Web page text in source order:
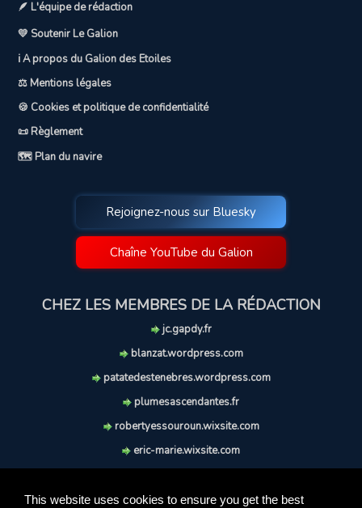
This website uses cookies to ensure you get the best
🪶 L'équipe de rédaction
💛 Soutenir Le Galion
ℹ️ A propos du Galion des Etoiles
⚖️ Mentions légales
🍪 Cookies et politique de confidentialité
📜 Règlement
🗺️ Plan du navire
Rejoignez-nous sur Bluesky
Chaîne YouTube du Galion
CHEZ LES MEMBRES DE LA RÉDACTION
jc.gapdy.fr
blanzat.wordpress.com
patatedestenebres.wordpress.com
plumesascendantes.fr
robertyessouroun.wixsite.com
eric-marie.wixsite.com
soufflereve.blogspot.com